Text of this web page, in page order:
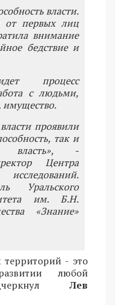
власти.
от первых лиц
внимание
бедствие и
процесс
с людьми,
имущество.
проявили
так и
власть», -
Центра
исследований.
Уральского
им. Б.Н.
«Знание»
территорий - это
любой
Лев